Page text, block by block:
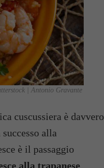
| Antonio Gravante
cuscussiera è davvero
alla
è il passaggio
alla trapanese